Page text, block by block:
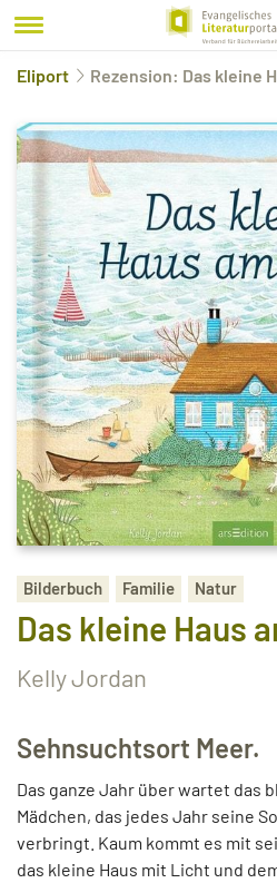
Eliport Rezension: Das kleine
Bilderbuch Familie Natur
Das kleine Haus
Kelly Jordan
Sehnsuchtsort Meer.
Das ganze Jahr über wartet das
Mädchen, das jedes Jahr seine
verbringt. Kaum kommt es mit
das kleine Haus mit Licht und